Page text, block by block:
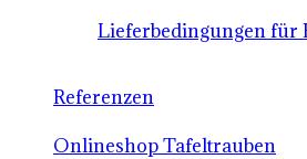
Lieferbedingungen für
Referenzen
Onlineshop Tafeltrauben